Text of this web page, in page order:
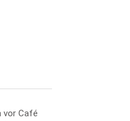
vor Café